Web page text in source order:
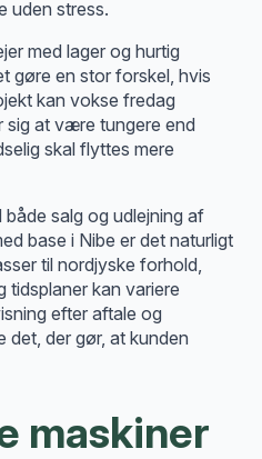
uden stress.
med lager og hurtig
gøre en stor forskel, hvis
kan vokse fredag
sig at være tungere end
skal flyttes mere
salg og udlejning af
base i Nibe er det naturligt
til nordjyske forhold,
tidsplaner kan variere
efter aftale og
det, der gør, at kunden
maskiner